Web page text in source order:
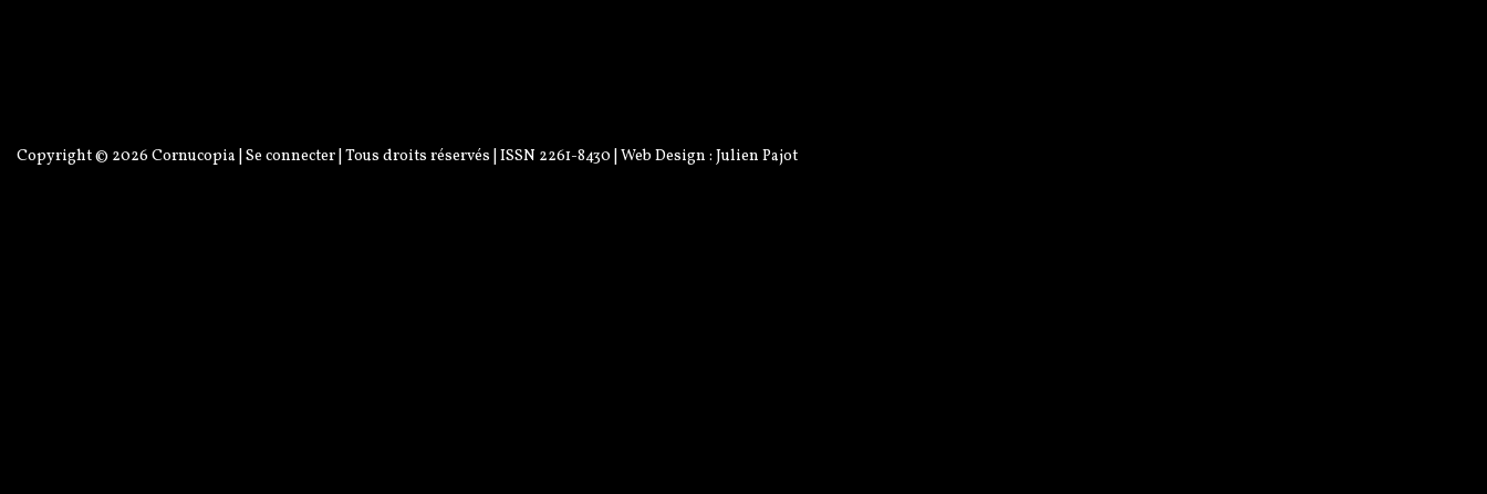
Copyright © 2026 Cornucopia Se connecter | Tous droits réservés | ISSN 2261-8430 | Web Design : Julien Pajot